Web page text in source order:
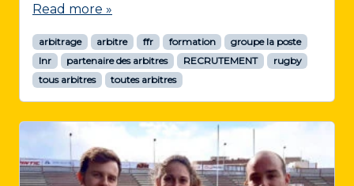
Read more »
arbitrage arbitre ffr formation
groupe la poste
lnr
partenaire des arbitres RECRUTEMENT
rugby
tous arbitres
toutes arbitres